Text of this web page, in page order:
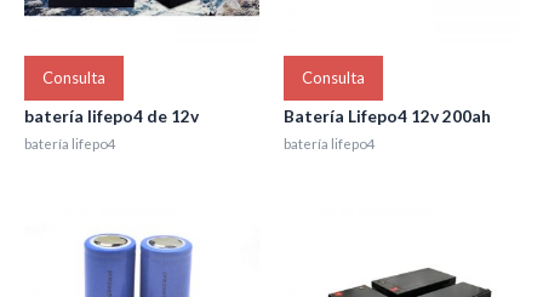
Consulta
batería lifepo4 de 12v
batería lifepo4
Consulta
Batería Lifepo4 12v 200ah
batería lifepo4